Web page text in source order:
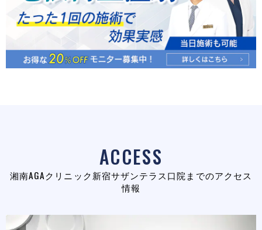
ACCESS
湘南AGAクリニック新宿サザンテラス口院までのアクセス
情報